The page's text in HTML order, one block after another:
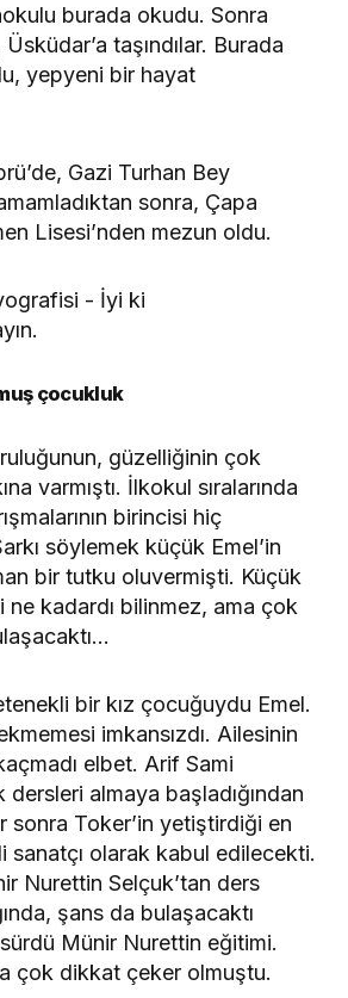
burada okudu. Sonra
taşındılar. Burada
yepyeni bir hayat
Gazi Turhan Bey
sonra, Çapa
Lisesi’nden mezun oldu.
çocukluk
güzelliğinin çok
varmıştı. İlkokul sıralarında
birincisi hiç
söylemek küçük Emel’in
bir tutku oluvermişti. Küçük
ne kadardı bilinmez, ama çok
bir kız çocuğuydu Emel.
imkansızdı. Ailesinin
elbet. Arif Sami
dersleri almaya başladığından
sonra Toker’in yetiştirdiği en
sanatçı olarak kabul edilecekti.
Nurettin Selçuk’tan ders
şans da bulaşacaktı
sürdü Münir Nurettin eğitimi.
çok dikkat çeker olmuştu.